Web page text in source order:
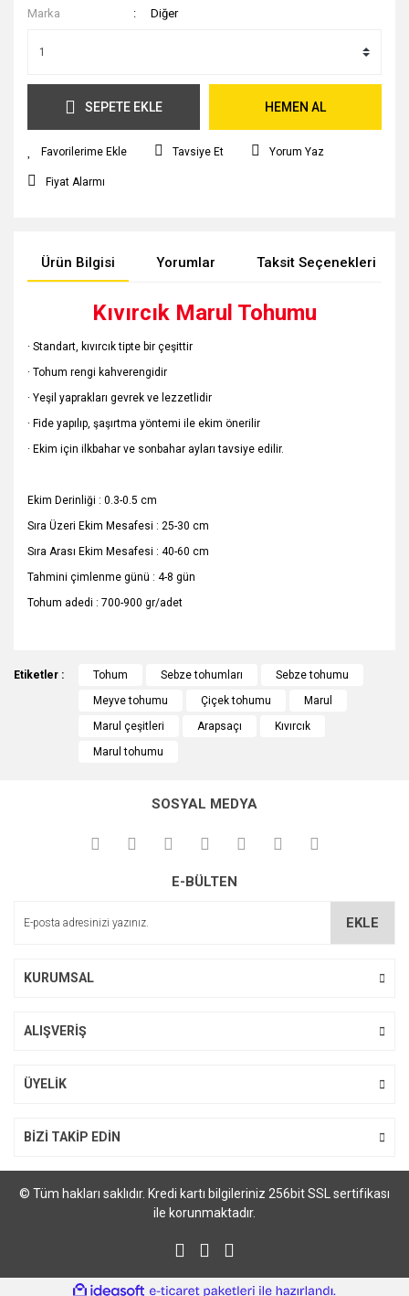
Marka
Diğer
SEPETE EKLE HEMEN AL
Tavsiye Et Yorum Yaz
Fiyat Alarmı
Ürün Bilgisi Yorumlar Taksit Seçenekleri
Kıvırcık Marul Tohumu
· Standart, kıvırcık tipte bir çeşittir
· Tohum rengi kahverengidir
· Yeşil yaprakları gevrek ve lezzetlidir
· Fide yapılıp, şaşırtma yöntemi ile ekim önerilir
· Ekim için ilkbahar ve sonbahar ayları tavsiye edilir.
Ekim Derinliği : 0.3-0.5 cm
Sıra Üzeri Ekim Mesafesi : 25-30 cm
Sıra Arası Ekim Mesafesi : 40-60 cm
Tahmini çimlenme günü : 4-8 gün
Tohum adedi : 700-900 gr/adet
konularda yetersiz gördüğünüz noktaları öneri formunu
kullanarak tarafımıza iletebilirsiniz.
Görüş ve önerileriniz için teşekkür ederiz.
Ürün resmi kalitesiz, bozuk veya görüntülenemiyor.
Ürün bilgilerinde hatalar bulunuyor.
Etiketler : Tohum Sebze tohumları
Sebze tohumu
Meyve tohumu
Çiçek tohumu
Marul
Marul çeşitleri
Arapsaçı
Kıvırcık
Marul tohumu
SOSYAL MEDYA
E-BÜLTEN
EKLE
KURUMSAL
ALIŞVERİŞ
ÜYELİK
BİZİ TAKİP EDİN
© Tüm hakları saklıdır. Kredi kartı bilgileriniz 256bit SSL sertifikası
ile korunmaktadır.
ideasoft e-